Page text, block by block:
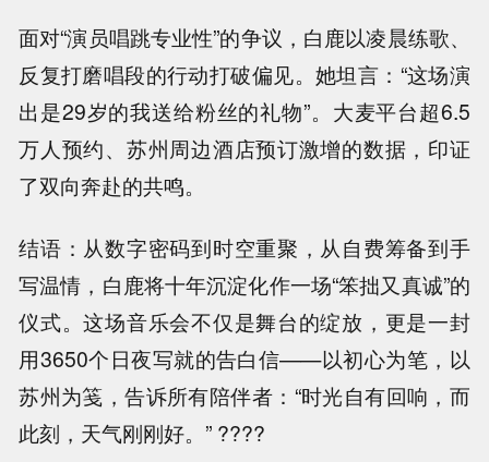
面对“演员唱跳专业性”的争议，白鹿以凌晨练歌、
反复打磨唱段的行动打破偏见。她坦言：“这场演
出是29岁的我送给粉丝的礼物”。大麦平台超6.5
万人预约、苏州周边酒店预订激增的数据，印证
了双向奔赴的共鸣。
结语：从数字密码到时空重聚，从自费筹备到手
写温情，白鹿将十年沉淀化作一场“笨拙又真诚”的
仪式。这场音乐会不仅是舞台的绽放，更是一封
用3650个日夜写就的告白信——以初心为笔，以
苏州为笺，告诉所有陪伴者：“时光自有回响，而
此刻，天气刚刚好。” ????